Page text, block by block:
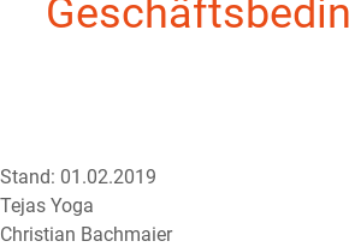
Stand: 01.02.2019
Tejas Yoga
Christian Bachmaier